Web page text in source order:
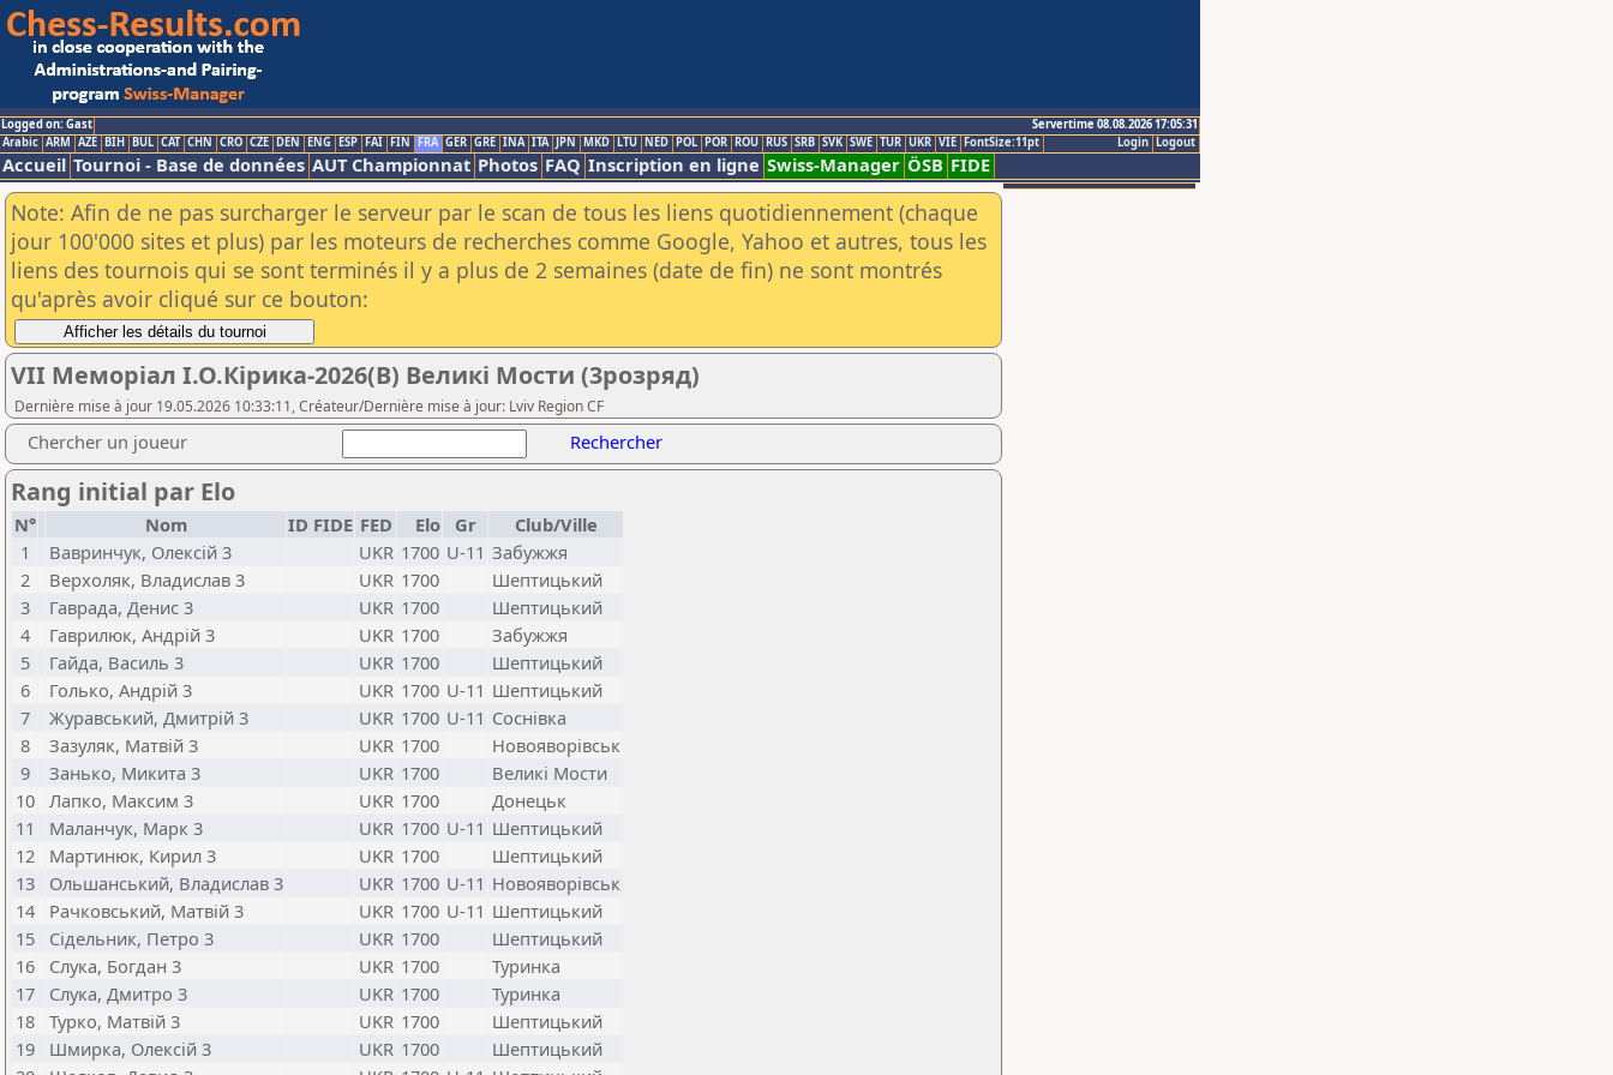
Logged on: Gast
Servertime 08.08.2026 17:05:31
Logout
Login
Arabic ARM AZE BIH BUL CAT CHN CRO CZE DEN ENG ESP FAI FIN FRA GER GRE INA ITA JPN MKD LTU NED POL POR ROU RUS SRB SVK SWE TUR UKR VIE FontSize:11pt
Accueil Tournoi - Base de données AUT Championnat Photos FAQ Inscription en ligne Swiss-Manager ÖSB FIDE
Note: Afin de ne pas surcharger le serveur par le scan de tous les liens quotidiennement (chaque
jour 100'000 sites et plus) par les moteurs de recherches comme Google, Yahoo et autres, tous les
liens des tournois qui se sont terminés il y a plus de 2 semaines (date de fin) ne sont montrés
qu'après avoir cliqué sur ce bouton:
VII Меморіал І.О.Кірика-2026(В) Великі Мости (3розряд)
Dernière mise à jour 19.05.2026 10:33:11, Créateur/Dernière mise à jour: Lviv Region CF
Chercher un joueur Rechercher
Rang initial par Elo
N° Nom ID FIDE FED Elo Gr
Club/Ville
1
Вавринчук, Олексій 3 UKR 1700 U-11 Забужжя
2
Верхоляк, Владислав 3 UKR 1700
Шептицький
3
Гаврада, Денис 3 UKR 1700
Шептицький
4
Гаврилюк, Андрій 3 UKR 1700
Забужжя
5
Гайда, Василь 3 UKR 1700
Шептицький
6
Голько, Андрій 3 UKR 1700 U-11 Шептицький
7
Журавський, Дмитрій 3 UKR 1700 U-11 Соснівка
8
Зазуляк, Матвій 3 UKR 1700
Новояворівськ
9
Занько, Микита 3 UKR 1700
Великі Мости
10 Лапко, Максим 3 UKR 1700
Донецьк
11
Маланчук, Марк 3 UKR 1700 U-11 Шептицький
12
Мартинюк, Кирил 3 UKR 1700
Шептицький
13
Ольшанський, Владислав 3 UKR 1700 U-11 Новояворівськ
14
Рачковський, Матвій 3 UKR 1700 U-11 Шептицький
15
Сідельник, Петро 3 UKR 1700
Шептицький
16
Слука, Богдан 3 UKR 1700
Туринка
17
Слука, Дмитро 3 UKR 1700
Туринка
18 Турко, Матвій 3 UKR 1700
Шептицький
19
Шмирка, Олексій 3 UKR 1700
Шептицький